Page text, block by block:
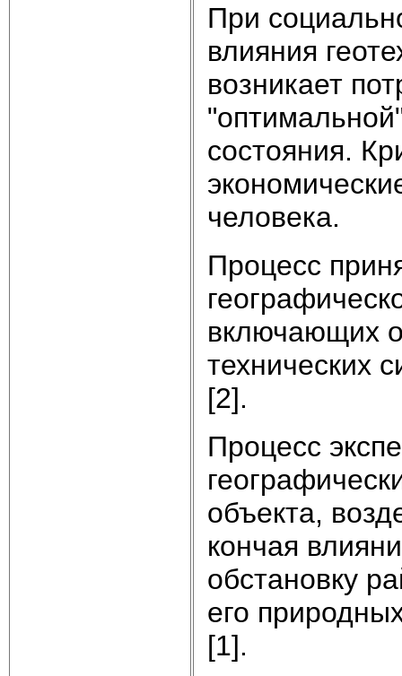
При
влияния
возникает
состояния.
человека.
Процесс
включающих
технических
[2].
Процесс
объекта,
кончая
обстановку
его
[1].